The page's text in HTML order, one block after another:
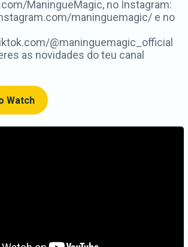
ManingueMagic, no Instagram:
maninguemagic/ e no
@maninguemagic_official
as novidades do teu canal
Watch